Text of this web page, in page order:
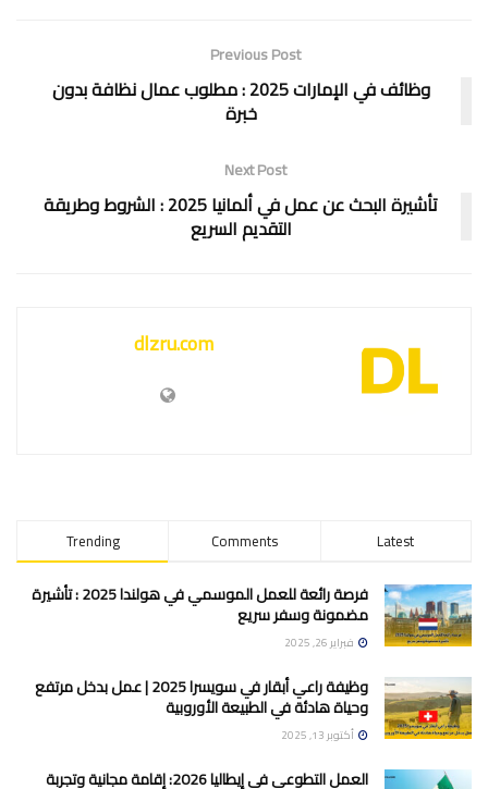
Previous Post
وظائف في الإمارات 2025 : مطلوب عمال نظافة بدون
خبرة
Next Post
تأشيرة البحث عن عمل في ألمانيا 2025 : الشروط وطريقة
التقديم السريع
dlzru.com
Trending Comments Latest
فرصة رائعة للعمل الموسمي في هولندا 2025 : تأشيرة
مضمونة وسفر سريع
فبراير 26, 2025
وظيفة راعي أبقار في سويسرا 2025 | عمل بدخل مرتفع
وحياة هادئة في الطبيعة الأوروبية
أكتوبر 13, 2025
العمل التطوعي في إيطاليا 2026: إقامة مجانية وتجربة